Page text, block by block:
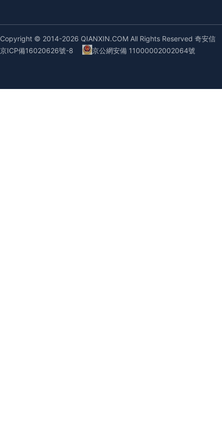
Copyright © 2014-2026 QIANXIN.COM All Rights Reserved 奇安信
京ICP備16020626號-8
京公網安備 11000002002064號